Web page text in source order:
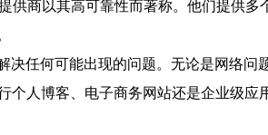
商以其高可靠性而著称。他们提供
任何可能出现的问题。无论是网络问
人博客、电子商务网站还是企业级